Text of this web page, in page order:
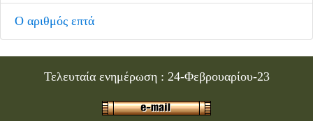
Ο αριθμός επτά
Τελευταία ενημέρωση : 24-Φεβρουαρίου-23